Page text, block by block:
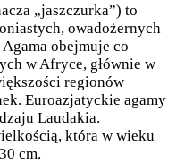
„jaszczurka”) to
owadożernych
obejmuje co
w Afryce, głównie w
regionów
Euroazjatyckie agamy
Laudakia.
która w wieku
cm.